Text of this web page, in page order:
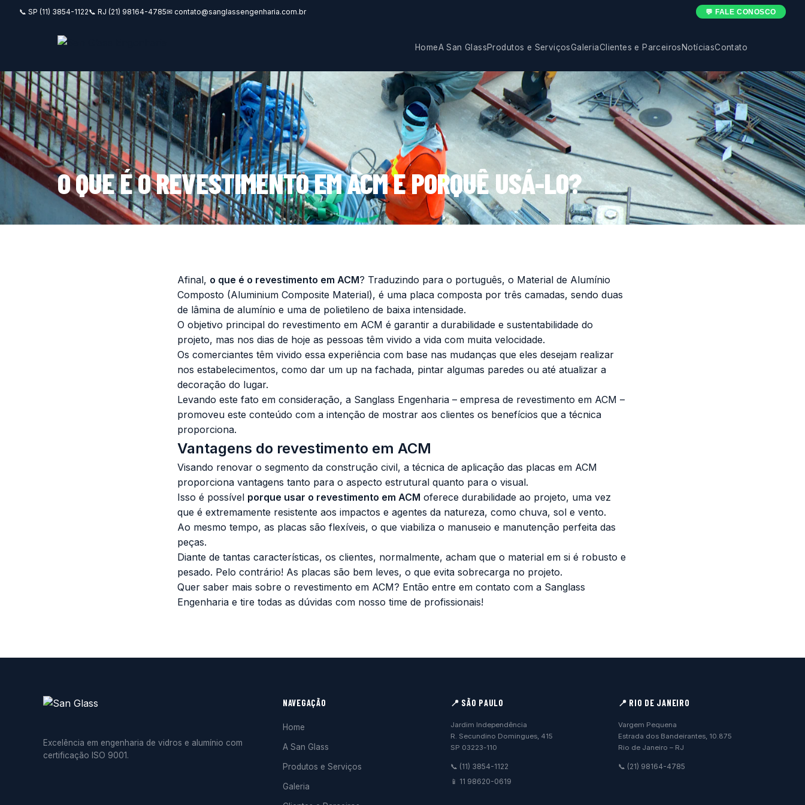
📞 SP (11) 3854-1122📞 RJ (21) 98164-4785✉ contato@sanglassengenharia.com.br 💬 FALE CONOSCO
HomeA San GlassProdutos e ServiçosGaleriaClientes e Parceiros NotíciasContato
O QUE É O REVESTIMENTO EM ACM E PORQUÊ USÁ-LO?
Afinal, o que é o revestimento em ACM? Traduzindo para o português, o Material de Alumínio
Composto (Aluminium Composite Material), é uma placa composta por três camadas, sendo duas
de lâmina de alumínio e uma de polietileno de baixa intensidade.
O objetivo principal do revestimento em ACM é garantir a durabilidade e sustentabilidade do
projeto, mas nos dias de hoje as pessoas têm vivido a vida com muita velocidade.
Os comerciantes têm vivido essa experiência com base nas mudanças que eles desejam realizar
nos estabelecimentos, como dar um up na fachada, pintar algumas paredes ou até atualizar a
decoração do lugar.
Levando este fato em consideração, a Sanglass Engenharia – empresa de revestimento em ACM –
promoveu este conteúdo com a intenção de mostrar aos clientes os benefícios que a técnica
proporciona.
Vantagens do revestimento em ACM
Visando renovar o segmento da construção civil, a técnica de aplicação das placas em ACM
proporciona vantagens tanto para o aspecto estrutural quanto para o visual.
Isso é possível porque usar o revestimento em ACM oferece durabilidade ao projeto, uma vez
que é extremamente resistente aos impactos e agentes da natureza, como chuva, sol e vento.
Ao mesmo tempo, as placas são flexíveis, o que viabiliza o manuseio e manutenção perfeita das
peças.
Diante de tantas características, os clientes, normalmente, acham que o material em si é robusto e
pesado. Pelo contrário! As placas são bem leves, o que evita sobrecarga no projeto.
Quer saber mais sobre o revestimento em ACM? Então entre em contato com a Sanglass
Engenharia e tire todas as dúvidas com nosso time de profissionais!
Excelência em engenharia de vidros e alumínio com
certificação ISO 9001.
NAVEGAÇÃO
Home
A San Glass
Produtos e Serviços
Galeria
📍 SÃO PAULO
Jardim Independência
R. Secundino Domingues, 415
SP 03223-110
📞 (11) 3854-1122
📱 11 98620-0619
📍 RIO DE JANEIRO
Vargem Pequena
Estrada dos Bandeirantes, 10.875
Rio de Janeiro – RJ
📞 (21) 98164-4785